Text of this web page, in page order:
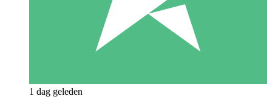
1 dag geleden